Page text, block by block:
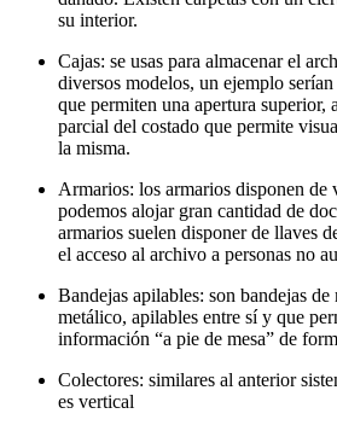
su interior.
Cajas: se usas para almacenar el
diversos modelos, un ejemplo
que permiten una apertura superior,
parcial del costado que permite
la misma.
Armarios: los armarios disponen de
podemos alojar gran cantidad de
armarios suelen disponer de llaves
el acceso al archivo a personas no
Bandejas apilables: son bandejas
metálico, apilables entre sí y que
información “a pie de mesa” de
Colectores: similares al anterior
es vertical